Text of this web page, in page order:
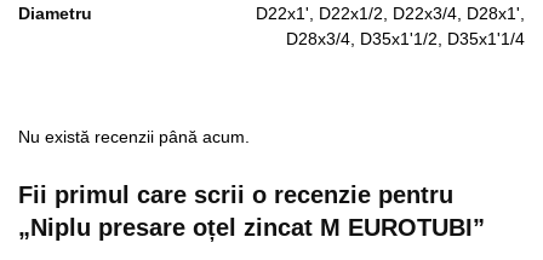
Diametru
D22x1', D22x1/2, D22x3/4, D28x1',
D28x3/4, D35x1'1/2, D35x1'1/4
Nu există recenzii până acum.
Fii primul care scrii o recenzie pentru
„Niplu presare oțel zincat M EUROTUBI”